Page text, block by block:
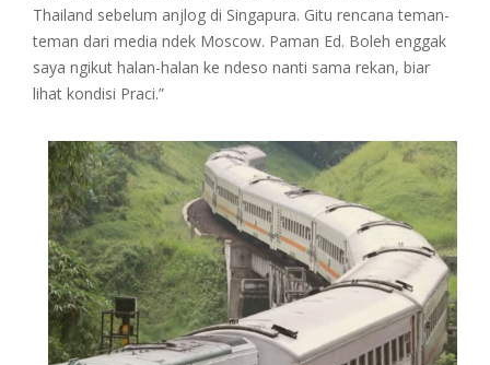
Thailand sebelum anjlog di Singapura. Gitu rencana teman-
teman dari media ndek Moscow. Paman Ed. Boleh enggak
saya ngikut halan-halan ke ndeso nanti sama rekan, biar
lihat kondisi Praci.”